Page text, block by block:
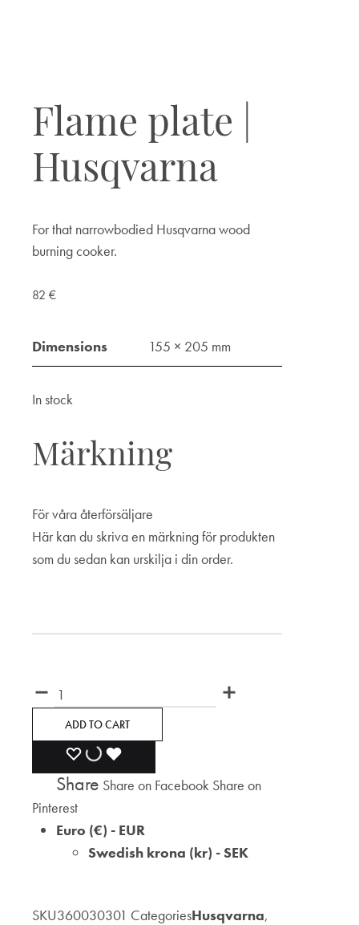
Flame plate |
Husqvarna
For that narrowbodied Husqvarna wood
burning cooker.
82 €
Dimensions 155 × 205 mm
In stock
Märkning
För våra återförsäljare
Här kan du skriva en märkning för produkten
som du sedan kan urskilja i din order.
Quantity
ADD TO CART
ADD
TO
ADDING
TO TO
Share Share on Facebook Share on
Pinterest
Euro (€) - EUR
Swedish krona (kr) - SEK
SKU360030301 CategoriesHusqvarna,